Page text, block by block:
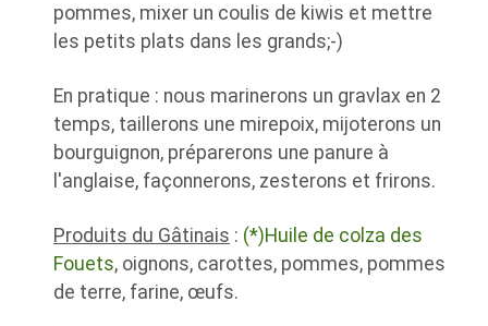
pommes, mixer un coulis de kiwis et mettre
les petits plats dans les grands;-)
En pratique : nous marinerons un gravlax en 2
temps, taillerons une mirepoix, mijoterons un
bourguignon, préparerons une panure à
l'anglaise, façonnerons, zesterons et frirons.
Produits du Gâtinais : (*)Huile de colza des
Fouets, oignons, carottes, pommes, pommes
de terre, farine, œufs.